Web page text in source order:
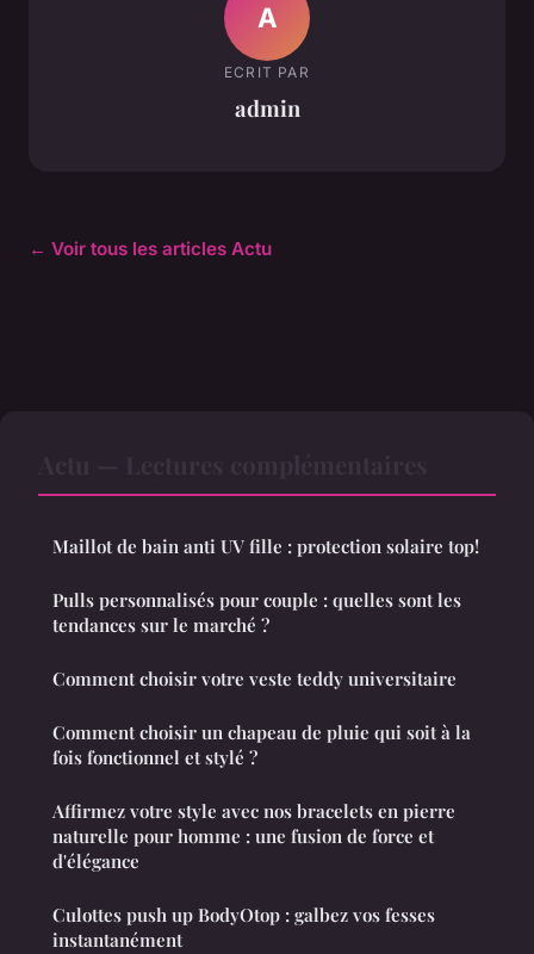
A
ECRIT PAR
admin
← Voir tous les articles Actu
Maillot de bain anti UV fille : protection solaire top!
Pulls personnalisés pour couple : quelles sont les
tendances sur le marché ?
Comment choisir votre veste teddy universitaire
Comment choisir un chapeau de pluie qui soit à la
fois fonctionnel et stylé ?
Affirmez votre style avec nos bracelets en pierre
naturelle pour homme : une fusion de force et
d'élégance
Culottes push up BodyOtop : galbez vos fesses
instantanément